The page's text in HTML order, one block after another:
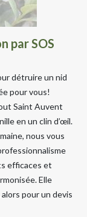
par SOS
détruire un nid
pour vous!
Saint Auvent
en un clin d’œil.
nous vous
efficaces et
Elle
pour un devis